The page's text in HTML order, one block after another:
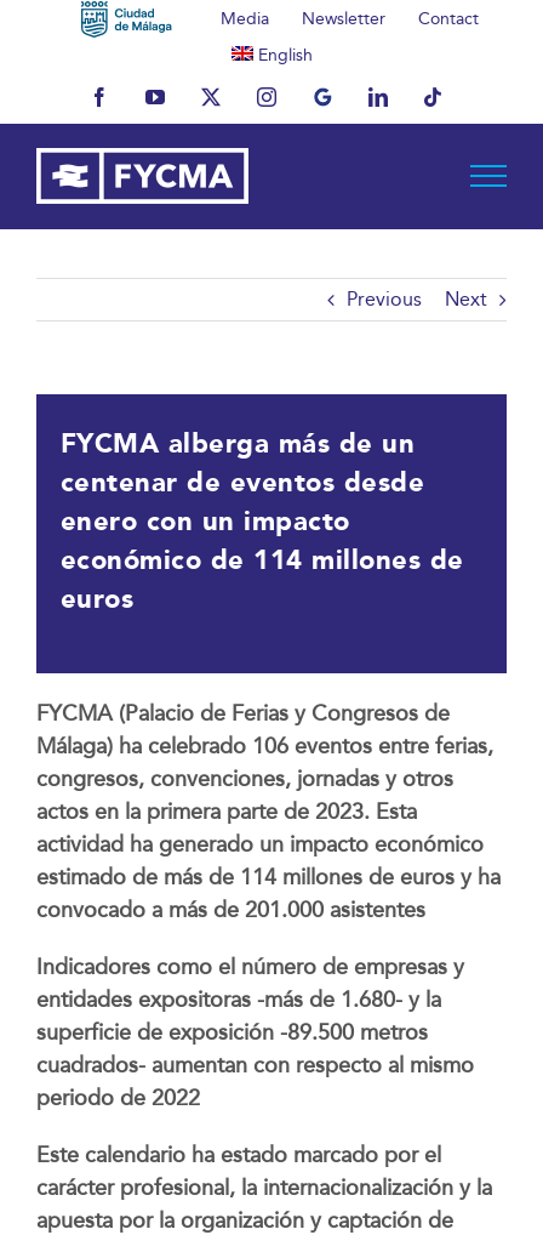
Media Newsletter
Contact
English
FacebookYouTubeX InstagramMyBusinessLinkedInTiktok
Previous Next
FYCMA alberga más de un
centenar de eventos desde
enero con un impacto
económico de 114 millones de
euros
FYCMA (Palacio de Ferias y Congresos de
Málaga) ha celebrado 106 eventos entre ferias,
congresos, convenciones, jornadas y otros
actos en la primera parte de 2023. Esta
actividad ha generado un impacto económico
estimado de más de 114 millones de euros y ha
convocado a más de 201.000 asistentes
Indicadores como el número de empresas y
entidades expositoras -más de 1.680- y la
superficie de exposición -89.500 metros
cuadrados- aumentan con respecto al mismo
periodo de 2022
Este calendario ha estado marcado por el
carácter profesional, la internacionalización y la
apuesta por la organización y captación de